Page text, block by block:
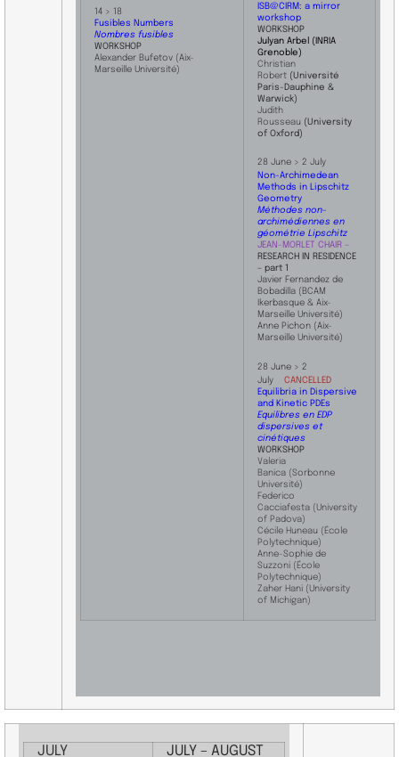
14 > 18
Fusibles Numbers
Nombres fusibles
WORKSHOP
Alexander Bufetov (Aix-
Marseille Université)
ISB@CIRM: a mirror
workshop
WORKSHOP
Julyan Arbel (INRIA
Grenoble)
Christian
Robert (Université
Paris-Dauphine &
Warwick)
Judith
Rousseau (University
of Oxford)
28 June > 2 July
Non-Archimedean
Methods in Lipschitz
Geometry
Méthodes non-
archimédiennes en
géométrie Lipschitz
JEAN-MORLET CHAIR –
RESEARCH IN RESIDENCE
– part 1
Javier Fernandez de
Bobadilla (BCAM
Ikerbasque & Aix-
Marseille Université)
Anne Pichon (Aix-
Marseille Université)
28 June > 2
July CANCELLED
Equilibria in Dispersive
and Kinetic PDEs
Equilibres en EDP
dispersives et
cinétiques
WORKSHOP
Valeria
Banica (Sorbonne
Université)
Federico
Cacciafesta (University
of Padova)
Cécile Huneau (École
Polytechnique)
Anne-Sophie de
Suzzoni (École
Polytechnique)
Zaher Hani (University
of Michigan)
JULY JULY – AUGUST